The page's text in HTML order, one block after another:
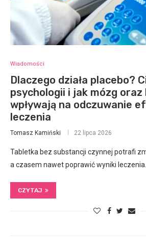
Wiadomości
Dlaczego działa placebo?
psychologii i jak mózg
wpływają na odczuwanie
leczenia
Tomasz Kamiński 22 lipca 2026
Tabletka bez substancji czynnej potrafi
a czasem nawet poprawić wyniki
CZYTAJ